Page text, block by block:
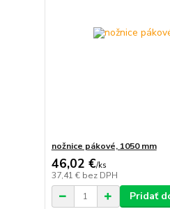
nožnice pákové, 1050 mm
46,02 €/ks
37,41 € bez DPH
Pridať